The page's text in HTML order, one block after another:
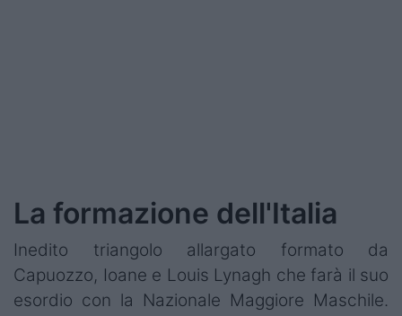
La formazione dell'Italia
Inedito triangolo allargato formato da
Capuozzo, Ioane e Louis Lynagh che farà il suo
esordio con la Nazionale Maggiore Maschile.